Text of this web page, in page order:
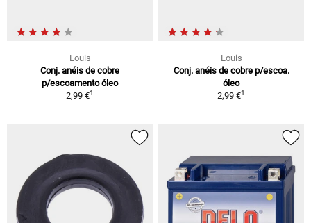
Louis
Conj. anéis de cobre
p/escoamento óleo
2,99 €1
Louis
Conj. anéis de cobre p/escoa.
óleo
2,99 €1